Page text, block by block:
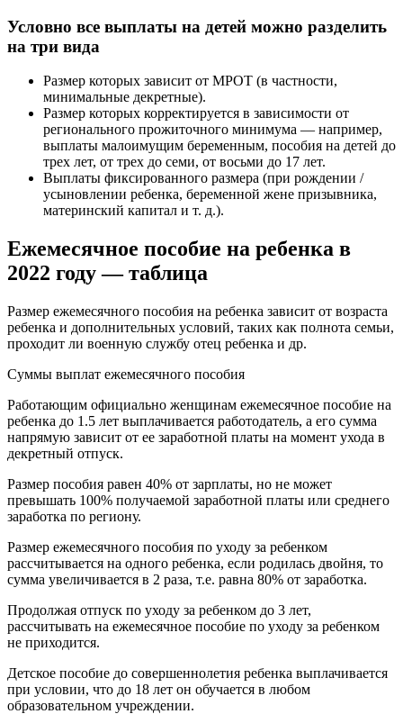
Условно все выплаты на детей можно разделить
на три вида
Размер которых зависит от МРОТ (в частности,
минимальные декретные).
Размер которых корректируется в зависимости от
регионального прожиточного минимума — например,
выплаты малоимущим беременным, пособия на детей до
трех лет, от трех до семи, от восьми до 17 лет.
Выплаты фиксированного размера (при рождении /
усыновлении ребенка, беременной жене призывника,
материнский капитал и т. д.).
Ежемесячное пособие на ребенка в
2022 году — таблица
Размер ежемесячного пособия на ребенка зависит от возраста
ребенка и дополнительных условий, таких как полнота семьи,
проходит ли военную службу отец ребенка и др.
Суммы выплат ежемесячного пособия
Работающим официально женщинам ежемесячное пособие на
ребенка до 1.5 лет выплачивается работодатель, а его сумма
напрямую зависит от ее заработной платы на момент ухода в
декретный отпуск.
Размер пособия равен 40% от зарплаты, но не может
превышать 100% получаемой заработной платы или среднего
заработка по региону.
Размер ежемесячного пособия по уходу за ребенком
рассчитывается на одного ребенка, если родилась двойня, то
сумма увеличивается в 2 раза, т.е. равна 80% от заработка.
Продолжая отпуск по уходу за ребенком до 3 лет,
рассчитывать на ежемесячное пособие по уходу за ребенком
не приходится.
Детское пособие до совершеннолетия ребенка выплачивается
при условии, что до 18 лет он обучается в любом
образовательном учреждении.